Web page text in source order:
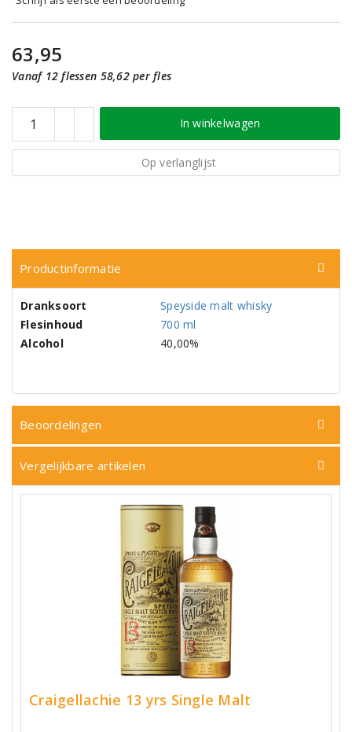
63,95
Vanaf 12 flessen 58,62 per fles
In winkelwagen
Op verlanglijst
Productinformatie
Dranksoort
Speyside malt whisky
Flesinhoud
700 ml
Alcohol
40,00%
Beoordelingen
Vergelijkbare artikelen
Craigellachie 13 yrs Single Malt